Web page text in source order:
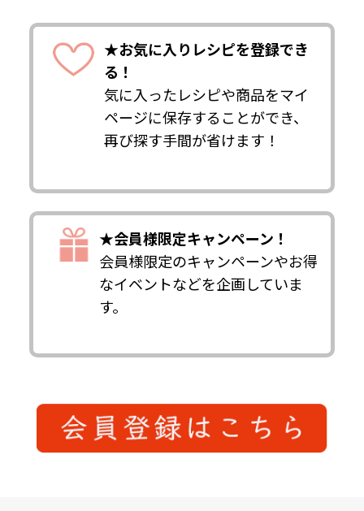
★お気に入りレシピを登録でき
る！
気に入ったレシピや商品をマイ
ページに保存することができ、
再び探す手間が省けます！
★会員様限定キャンペーン！
会員様限定のキャンペーンやお得
なイベントなどを企画していま
す。